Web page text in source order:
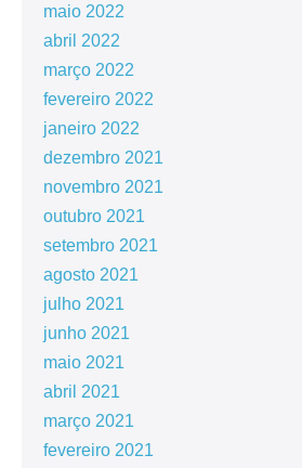
maio 2022
abril 2022
março 2022
fevereiro 2022
janeiro 2022
dezembro 2021
novembro 2021
outubro 2021
setembro 2021
agosto 2021
julho 2021
junho 2021
maio 2021
abril 2021
março 2021
fevereiro 2021